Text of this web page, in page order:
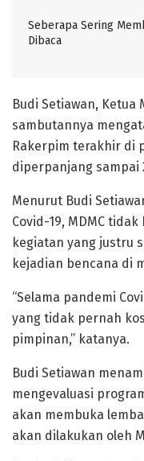
Seberapa Sering
Dibaca
Budi Setiawan, Ketua
sambutannya
Rakerpim terakhir di
diperpanjang sampai
Menurut Budi
Covid-19, MDMC
kegiatan yang justru
kejadian bencana di
“Selama pandemi
yang tidak pernah
pimpinan,” katanya.
Budi Setiawan
mengevaluasi
akan membuka
akan dilakukan oleh